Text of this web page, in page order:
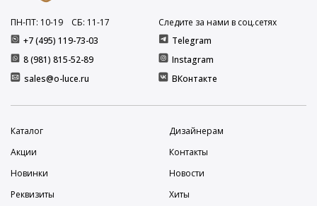
+7 (495) 119-73-03
8 (981) 815-52-89
ПН-ПТ: 10-19 СБ: 11-17
sales@o-luce.ru
Следите за нами в соц.сетях
Telegram
Instagram
ВКонтакте
Каталог
Дизайнерам
Акции
Контакты
Новинки
Новости
Реквизиты
Хиты